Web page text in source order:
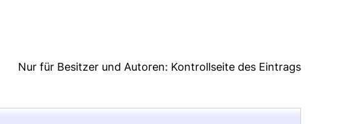
Nur für Besitzer und Autoren: Kontrollseite des Eintrags